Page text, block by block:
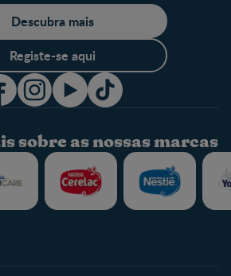
Descubra mais
Registe-se aqui
sobre as nossas marcas